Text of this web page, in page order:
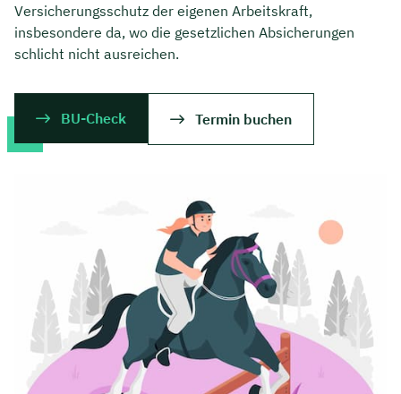
Versicherungsschutz der eigenen Arbeitskraft,
insbesondere da, wo die gesetzlichen Absicherungen
schlicht nicht ausreichen.
BU-Check Termin buchen